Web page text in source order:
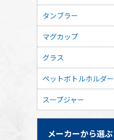
タンブラー
マグカップ
グラス
ペットボトルホルダー
スープジャー
メーカーから選ぶ